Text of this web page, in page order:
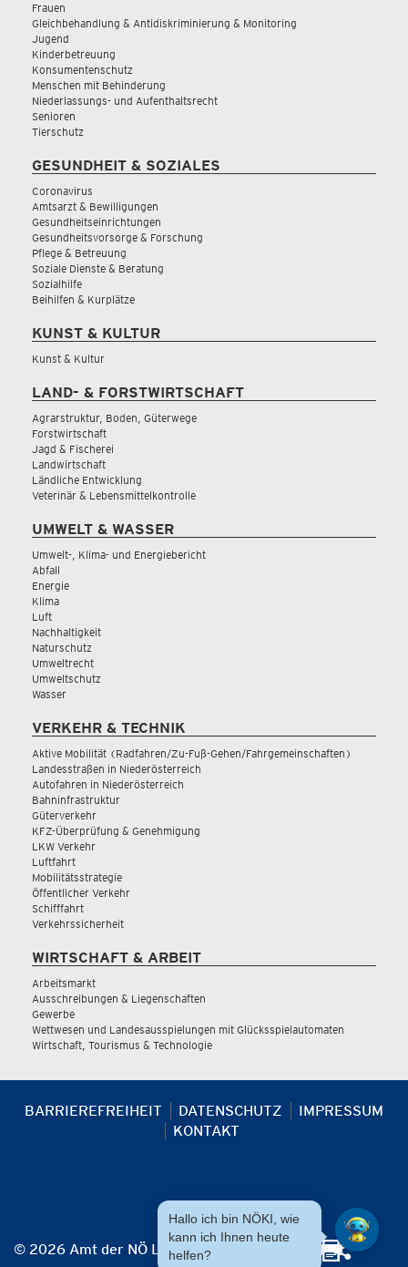
Frauen
Gleichbehandlung & Antidiskriminierung & Monitoring
Jugend
Kinderbetreuung
Konsumentenschutz
Menschen mit Behinderung
Niederlassungs- und Aufenthaltsrecht
Senioren
Tierschutz
GESUNDHEIT & SOZIALES
Coronavirus
Amtsarzt & Bewilligungen
Gesundheitseinrichtungen
Gesundheitsvorsorge & Forschung
Pflege & Betreuung
Soziale Dienste & Beratung
Sozialhilfe
Beihilfen & Kurplätze
KUNST & KULTUR
Kunst & Kultur
LAND- & FORSTWIRTSCHAFT
Agrarstruktur, Boden, Güterwege
Forstwirtschaft
Jagd & Fischerei
Landwirtschaft
Ländliche Entwicklung
Veterinär & Lebensmittelkontrolle
UMWELT & WASSER
Umwelt-, Klima- und Energiebericht
Abfall
Energie
Klima
Luft
Nachhaltigkeit
Naturschutz
Umweltrecht
Umweltschutz
Wasser
VERKEHR & TECHNIK
Aktive Mobilität (Radfahren/Zu-Fuß-Gehen/Fahrgemeinschaften)
Landesstraßen in Niederösterreich
Autofahren in Niederösterreich
Bahninfrastruktur
Güterverkehr
KFZ-Überprüfung & Genehmigung
LKW Verkehr
Luftfahrt
Mobilitätsstrategie
Öffentlicher Verkehr
Schifffahrt
Verkehrssicherheit
WIRTSCHAFT & ARBEIT
Arbeitsmarkt
Ausschreibungen & Liegenschaften
Gewerbe
Wettwesen und Landesausspielungen mit Glücksspielautomaten
Wirtschaft, Tourismus & Technologie
BARRIEREFREIHEIT DATENSCHUTZ
IMPRESSUM
KONTAKT
© 2026 Amt der NÖ Landesregierung
Hallo ich bin NÖKI, wie
kann ich Ihnen heute
helfen?